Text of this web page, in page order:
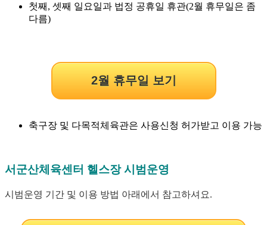
첫째, 셋째 일요일과 법정 공휴일 휴관(2월 휴무일은 좀
다름)
2월 휴무일 보기
축구장 및 다목적체육관은 사용신청 허가받고 이용 가능
서군산체육센터 헬스장 시범운영
시범운영 기간 및 이용 방법 아래에서 참고하셔요.